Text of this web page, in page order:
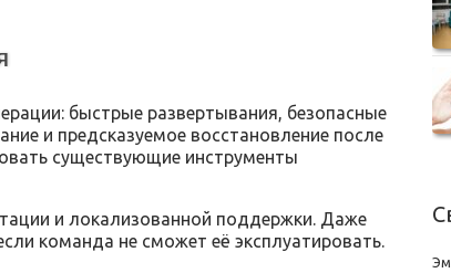
быстрые развертывания, безопасные
и предсказуемое восстановление после
существующие инструменты
и локализованной поддержки. Даже
команда не сможет её эксплуатировать.